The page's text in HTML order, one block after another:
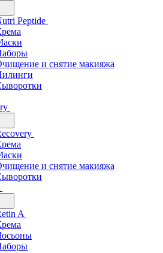
Peptide
и снятие макияжа
и снятие макияжа
A